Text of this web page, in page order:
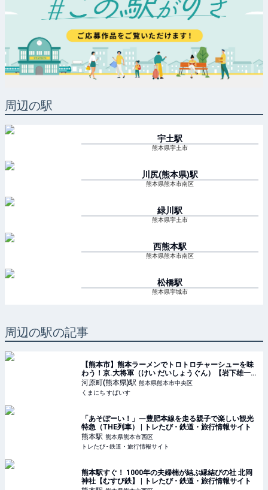
周辺の駅
宇土駅
熊本県宇土市
川尻(熊本県)駅
熊本県熊本市南区
緑川 駅
熊本県宇土市
西熊本駅
熊本県熊本市南区
松橋駅
熊本県宇城市
周辺の駅の記事
【熊本市】熊本ラーメンでトロトロチャーシューを味
わう！京.大将軍（けい だいしょうぐん）【岩下雄一郎
のラーメン探訪記】 | くまにち すぱいす
河原町(熊本県)駅 熊本県熊本市中央区
くまにち すぱいす
「あそぼーい！」―豊肥本線を走る親子で楽しい観光
特急（THE列車） | トレたび - 鉄道・旅行情報サイト
熊本駅 熊本県熊本市西区
トレたび - 鉄道・旅行情報サイト
熊本駅すぐ！ 1000年の夫婦楠が結ぶ縁結びの社 北岡
神社【むすび鉄】 | トレたび - 鉄道・旅行情報サイト